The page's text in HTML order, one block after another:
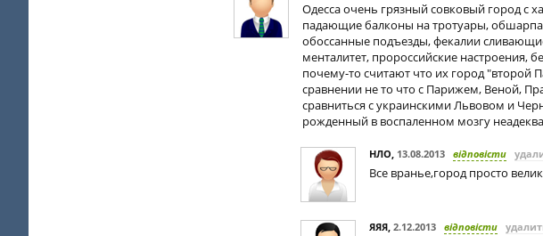
Одесса очень грязный совковый город с
падающие балконы на тротуары,
обоссанные подъезды, фекалии
менталитет, пророссийские настроения,
почему-то считают что их город "второй
сравнении не то что с Парижем, Веной,
сравниться с украинскими Львовом и
рожденный в воспаленном мозгу
НЛО, 13.08.2013 відповісти
Все вранье,город просто
ЯЯЯ, 2.12.2013 відповісти